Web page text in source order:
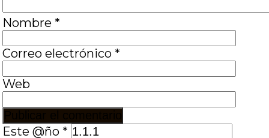
Nombre *
Correo electrónico *
Web
Este @ño *